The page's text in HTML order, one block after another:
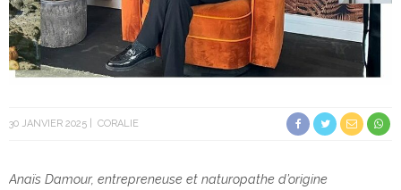
30 JANVIER 2025 CORALIE
Anaïs Damour, entrepreneuse et naturopathe d’origine